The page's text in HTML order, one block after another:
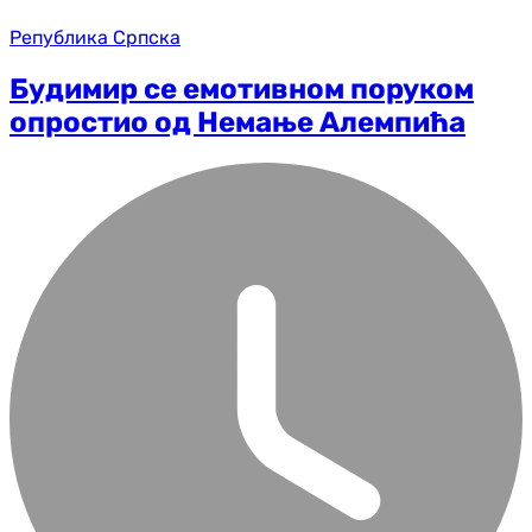
Република Српска
Будимир се емотивном поруком
опростио од Немање Алемпића